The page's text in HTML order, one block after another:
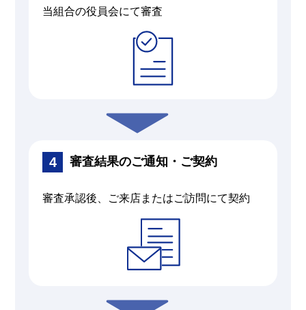
当組合の役員会にて審査
審査結果のご通知・ご契約
審査承認後、ご来店またはご訪問にて契約